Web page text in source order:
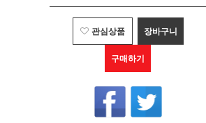
관심상품 장바구니
구매하기